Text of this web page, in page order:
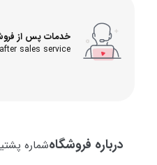
خدمات پس از
after sales service
درباره فروشگاهشماره پشتیبانی :